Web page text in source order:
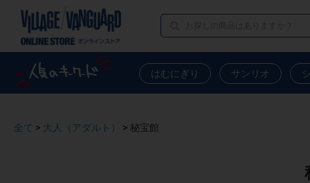
はむにぎり サンリオ
全て > 大人（アダルト） > 秘宝館